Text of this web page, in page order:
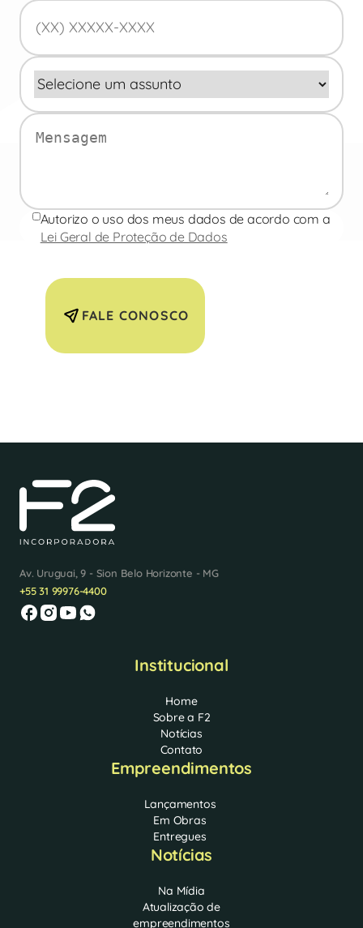
Autorizo o uso dos meus dados de acordo com a
Lei Geral de Proteção de Dados
FALE CONOSCO
Av. Uruguai, 9 - Sion Belo Horizonte - MG
+55 31 99976-4400
Institucional
Home
Sobre a F2
Notícias
Contato
Empreendimentos
Lançamentos
Em Obras
Entregues
Notícias
Na Mídia
Atualização de
empreendimentos